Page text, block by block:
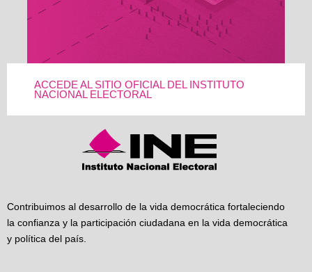
ACCEDE AL SITIO OFICIAL DEL INSTITUTO
NACIONAL ELECTORAL
Contribuimos al desarrollo de la vida democrática fortaleciendo
la confianza y la participación ciudadana en la vida democrática
y política del país.